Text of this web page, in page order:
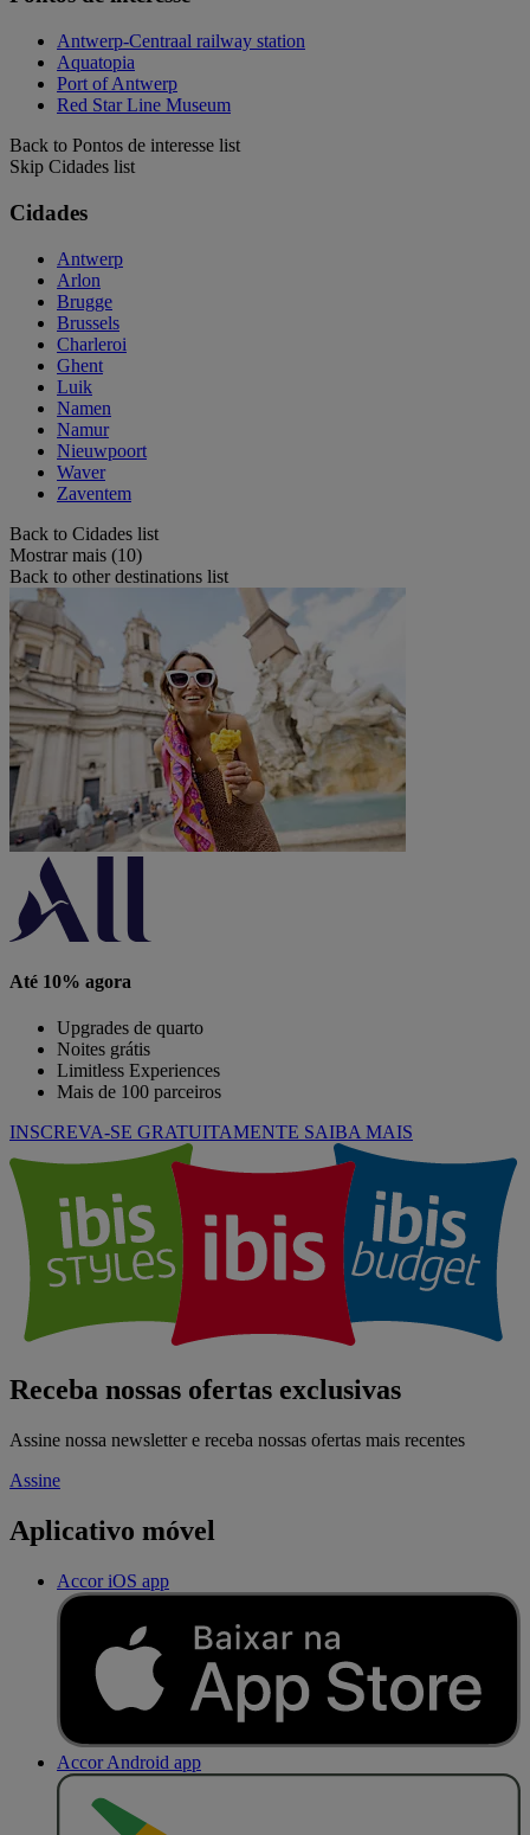
Antwerp-Centraal railway station
Aquatopia
Port of Antwerp
Red Star Line Museum
Back to Pontos de interesse list
Skip Cidades list
Cidades
Antwerp
Arlon
Brugge
Brussels
Charleroi
Ghent
Luik
Namen
Namur
Nieuwpoort
Waver
Zaventem
Back to Cidades list
Mostrar mais (10)
Back to other destinations list
Até 10% agora
Upgrades de quarto
Noites grátis
Limitless Experiences
Mais de 100 parceiros
INSCREVA-SE GRATUITAMENTE SAIBA MAIS
Receba nossas ofertas exclusivas
Assine nossa newsletter e receba nossas ofertas mais recentes
Assine
Aplicativo móvel
Accor iOS app
Accor Android app